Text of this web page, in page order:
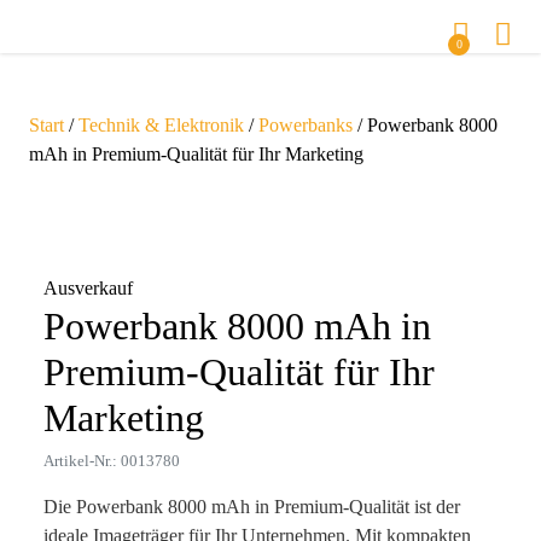
0
Start /Technik & Elektronik /Powerbanks / Powerbank 8000
mAh in Premium-Qualität für Ihr Marketing
Ausverkauf
Powerbank 8000 mAh in
Premium-Qualität für Ihr
Marketing
Artikel-Nr.: 0013780
Die Powerbank 8000 mAh in Premium-Qualität ist der
ideale Imageträger für Ihr Unternehmen. Mit kompakten